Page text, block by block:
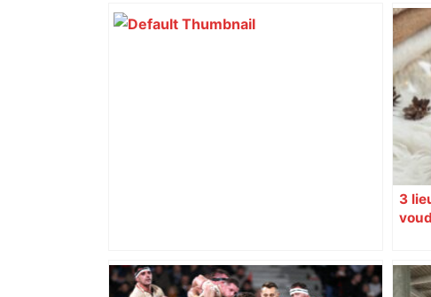
Top 14 : Perpignan mate le leader
3